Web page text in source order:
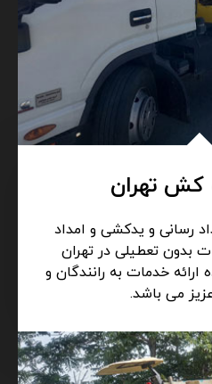
رسانی و یدکشی و امداد
بدون تعطیلی در تهران
خدمات به رانندگان و
می باشد.